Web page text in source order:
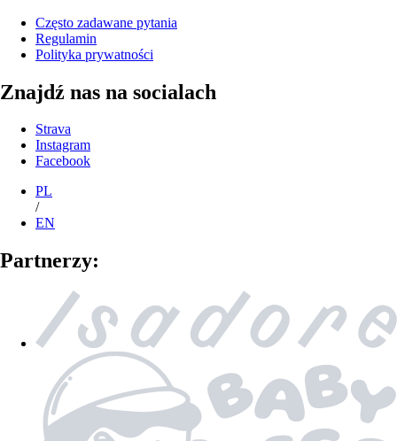
Często zadawane pytania
Regulamin
Polityka prywatności
Znajdź nas na socialach
Strava
Instagram
Facebook
PL
/
EN
Partnerzy: